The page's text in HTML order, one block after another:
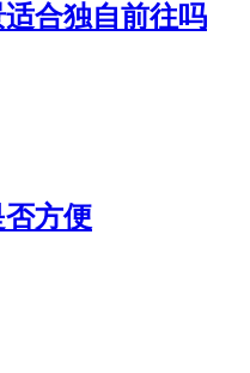
合独自前往吗
方便